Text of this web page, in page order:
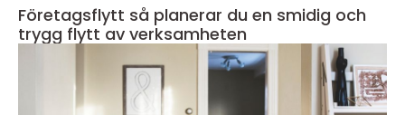
Företagsflytt så planerar du en smidig och
trygg flytt av verksamheten